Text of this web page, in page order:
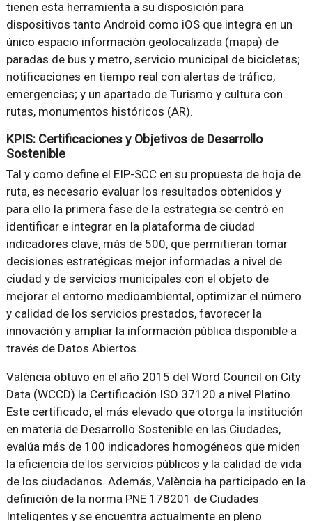
tienen esta herramienta a su disposición para
dispositivos tanto Android como iOS que integra en un
único espacio información geolocalizada (mapa) de
paradas de bus y metro, servicio municipal de bicicletas;
notificaciones en tiempo real con alertas de tráfico,
emergencias; y un apartado de Turismo y cultura con
rutas, monumentos históricos (AR).
KPIS: Certificaciones y Objetivos de Desarrollo
Sostenible
Tal y como define el EIP-SCC en su propuesta de hoja de
ruta, es necesario evaluar los resultados obtenidos y
para ello la primera fase de la estrategia se centró en
identificar e integrar en la plataforma de ciudad
indicadores clave, más de 500, que permitieran tomar
decisiones estratégicas mejor informadas a nivel de
ciudad y de servicios municipales con el objeto de
mejorar el entorno medioambiental, optimizar el número
y calidad de los servicios prestados, favorecer la
innovación y ampliar la información pública disponible a
través de Datos Abiertos.
València obtuvo en el año 2015 del Word Council on City
Data (WCCD) la Certificación ISO 37120 a nivel Platino.
Este certificado, el más elevado que otorga la institución
en materia de Desarrollo Sostenible en las Ciudades,
evalúa más de 100 indicadores homogéneos que miden
la eficiencia de los servicios públicos y la calidad de vida
de los ciudadanos. Además, València ha participado en la
definición de la norma PNE 178201 de Ciudades
Inteligentes y se encuentra actualmente en pleno